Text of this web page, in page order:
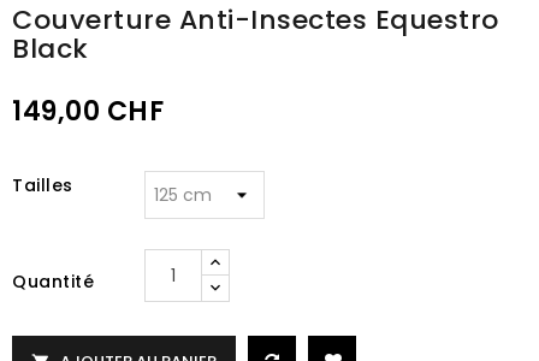
Couverture Anti-Insectes Equestro
Black
149,00 CHF
Tailles
Quantité